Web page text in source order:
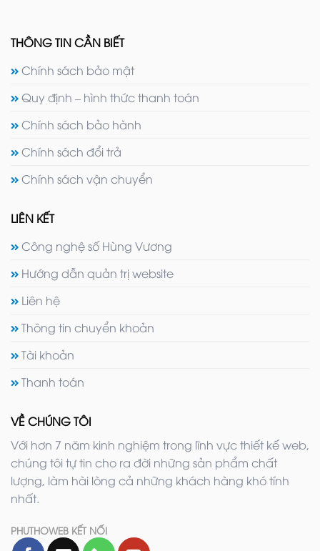
THÔNG TIN CẦN BIẾT
Chính sách bảo mật
Quy định – hình thức thanh toán
Chính sách bảo hành
Chính sách đổi trả
Chính sách vận chuyển
LIÊN KẾT
Công nghệ số Hùng Vương
Hướng dẫn quản trị website
Liên hệ
Thông tin chuyển khoản
Tài khoản
Thanh toán
VỀ CHÚNG TÔI
Với hơn 7 năm kinh nghiệm trong lĩnh vực thiết kế web,
chúng tôi tự tin cho ra đời những sản phẩm chất
lượng, làm hài lòng cả những khách hàng khó tính
nhất.
PHUTHOWEB KẾT NỐI